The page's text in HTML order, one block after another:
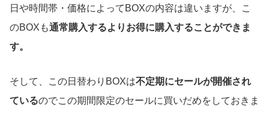
日や時間帯・価格によってBOXの内容は違いますが、こ
のBOXも通常購入するよりお得に購入することができま
す。
そして、この日替わりBOXは不定期にセールが開催され
ているのでこの期間限定のセールに買いだめをしておきま